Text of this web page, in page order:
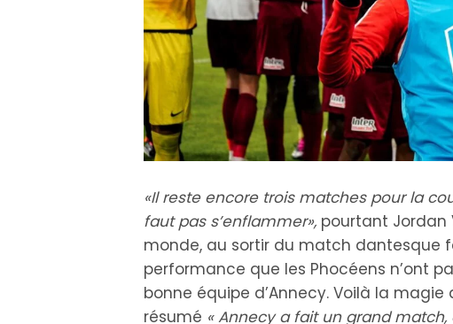
«Il reste encore trois matches pour la
faut pas s’enflammer», pourtant
monde, au sortir du match dantesque
performance que les Phocéens n’ont
bonne équipe d’Annecy. Voilà la
résumé « Annecy a fait un grand